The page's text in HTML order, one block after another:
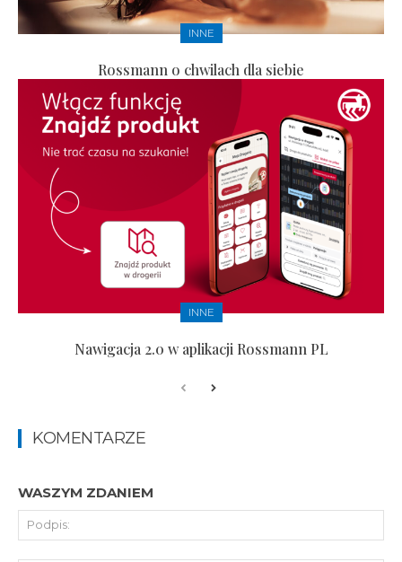
INNE
Rossmann o chwilach dla siebie
INNE
Nawigacja 2.0 w aplikacji Rossmann PL
KOMENTARZE
WASZYM ZDANIEM